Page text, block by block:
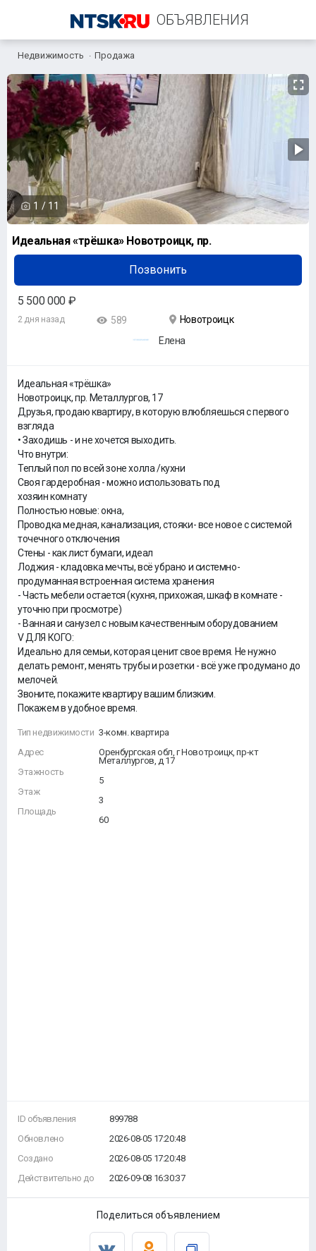
ОБЪЯВЛЕНИЯ
+7 (905) 899-15-16
Недвижимость Продажа
1 / 11
Идеальная «трёшка» Новотроицк, пр.
Позвонить
5 500 000 ₽
2 дня назад 589
Новотроицк
Елена
Идеальная «трёшка»
Новотроицк, пр. Металлургов, 17
Друзья, продаю квартиру, в которую влюбляешься с первого
взгляда
• Заходишь - и не хочется выходить.
Что внутри:
Теплый пол по всей зоне холла /кухни
Своя гардеробная - можно использовать под
хозяин комнату
Полностью новые: окна,
Проводка медная, канализация, стояки- все новое с системой
точечного отключения
Стены - как лист бумаги, идеал
Лоджия - кладовка мечты, всё убрано и системно-
продуманная встроенная система хранения
- Часть мебели остается (кухня, прихожая, шкаф в комнате -
уточню при просмотре)
- Ванная и санузел с новым качественным оборудованием
V ДЛЯ КОГО:
Идеально для семьи, которая ценит свое время. Не нужно
делать ремонт, менять трубы и розетки - всё уже продумано до
мелочей.
Звоните, покажите квартиру вашим близким.
Покажем в удобное время.
Тип недвижимости
Адрес
Этажность
Этаж
Площадь
3-комн. квартира
Оренбургская обл, г Новотроицк, пр-кт
Металлургов, д 17
5
3
60
ID объявления
Обновлено
Создано
Действительно до
899788
2026-08-05 17:20:48
2026-08-05 17:20:48
2026-09-08 16:30:37
Поделиться объявлением